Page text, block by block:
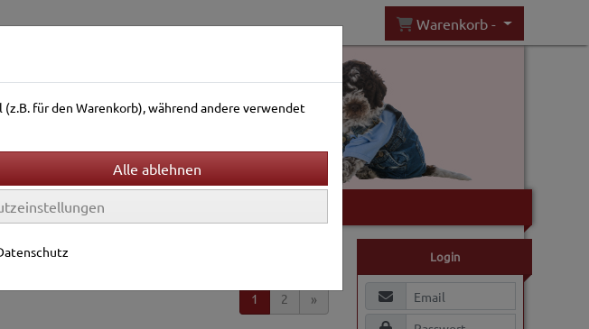
Warenkorb -
Terrarienwelt
1 2 »
Login
für den Warenkorb), während andere verwendet